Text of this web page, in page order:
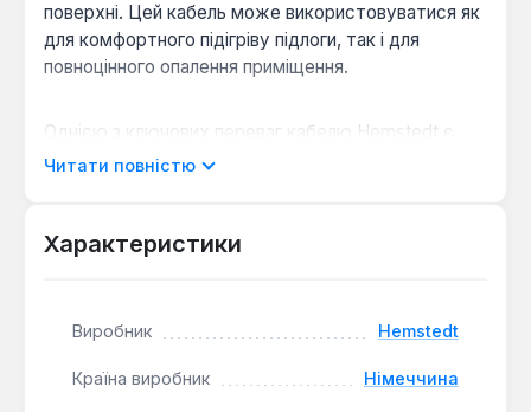
поверхні. Цей кабель може використовуватися як
для комфортного підігріву підлоги, так і для
повноцінного опалення приміщення.
Однією з ключових переваг кабелю Hemstedt є
безмуфтове з'єднання, яке підвищує надійність та
фторполімеру, що витримує температуру
суцільний алюмінієвий екран забезпечує
електромагнітного випромінювання.
Читати повністю
Характеристики
Виробник Hemstedt
Країна виробник Німеччина